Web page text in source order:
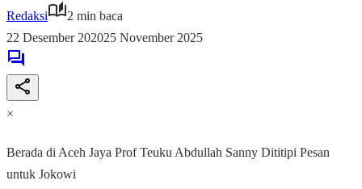
Redaksi
2 min baca
22 Desember 202025 November 2025
×
Berada di Aceh Jaya Prof Teuku Abdullah Sanny Dititipi Pesan
untuk Jokowi